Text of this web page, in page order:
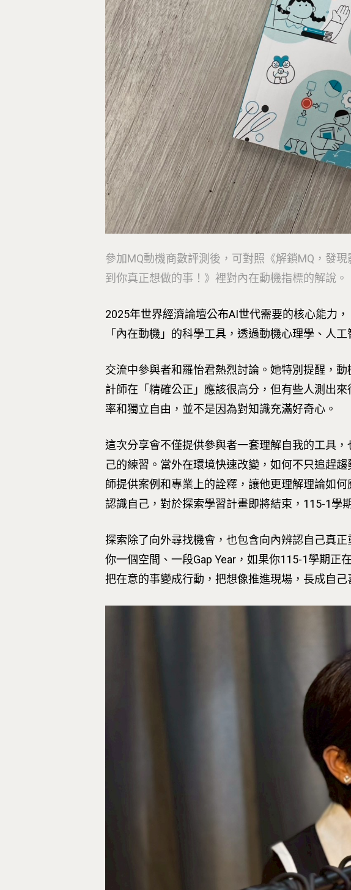
參加MQ動機商數評測後，可對照《解鎖MQ，發
到你真正想做的事！》裡對內在動機指標的解說。
2025年世界經濟論壇公布AI世代需要的核心能力
「內在動機」的科學工具，透過動機心理學、人
交流中參與者和羅怡君熱烈討論。她特別提醒，
計師在「精確公正」應該很高分，但有些人測出
率和獨立自由，並不是因為對知識充滿好奇心。
這次分享會不僅提供參與者一套理解自我的工具
己的練習。當外在環境快速改變，如何不只追趕
師提供案例和專業上的詮釋，讓他更理解理論如
認識自己，對於探索學習計畫即將結束，115-1學
探索除了向外尋找機會，也包含向內辨認自己真
你一個空間、一段Gap Year，如果你115-1學期正
把在意的事變成行動，把想像推進現場，長成自己